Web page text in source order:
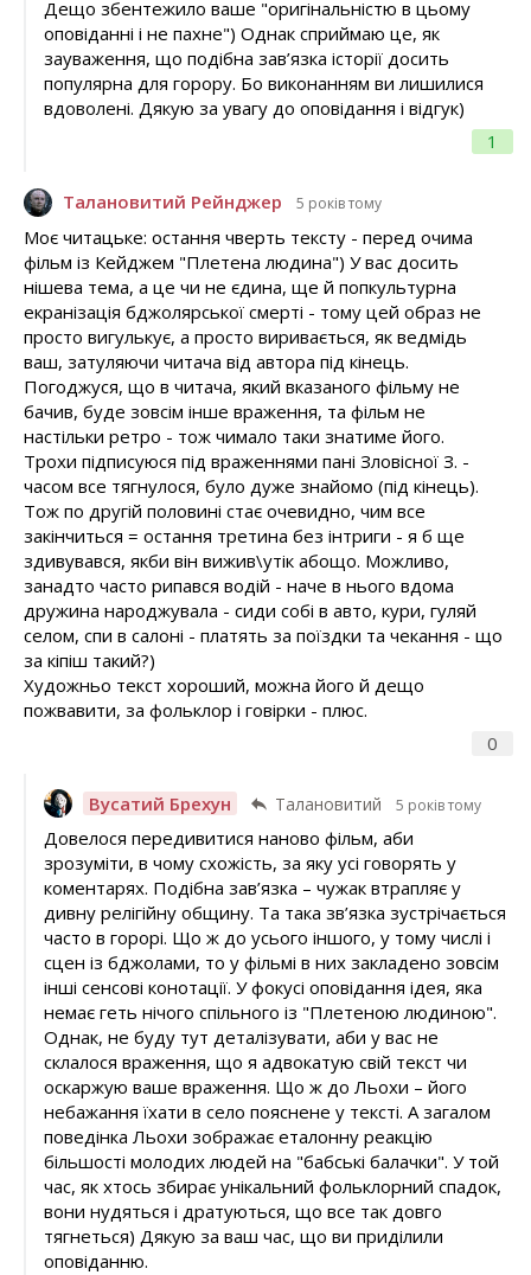
1
Дещо збентежило ваше "оригінальністю в цьому
оповіданні і не пахне") Однак сприймаю це, як
зауваження, що подібна зав’язка історії досить
популярна для горору. Бо виконанням ви лишилися
вдоволені. Дякую за увагу до оповідання і відгук)
Талановитий Рейнджер 5 років тому
0
Моє читацьке: остання чверть тексту - перед очима
фільм із Кейджем "Плетена людина") У вас досить
нішева тема, а це чи не єдина, ще й попкультурна
екранізація бджолярської смерті - тому цей образ не
просто вигулькує, а просто виривається, як ведмідь
ваш, затуляючи читача від автора під кінець.
Погоджуся, що в читача, який вказаного фільму не
бачив, буде зовсім інше враження, та фільм не
настільки ретро - тож чимало таки знатиме його.
Трохи підписуюся під враженнями пані Зловісної З. -
часом все тягнулося, було дуже знайомо (під кінець).
Тож по другій половині стає очевидно, чим все
закінчиться = остання третина без інтриги - я б ще
здивувався, якби він вижив\утік абощо. Можливо,
занадто часто рипався водій - наче в нього вдома
дружина народжувала - сиди собі в авто, кури, гуляй
селом, спи в салоні - платять за поїздки та чекання - що
за кіпіш такий?)
Художньо текст хороший, можна його й дещо
пожвавити, за фольклор і говірки - плюс.
Вусатий Брехун Талановитий 5 років тому
Довелося передивитися наново фільм, аби
зрозуміти, в чому схожість, за яку усі говорять у
коментарях. Подібна зав’язка – чужак втрапляє у
дивну релігійну общину. Та така зв’язка зустрічається
часто в горорі. Що ж до усього іншого, у тому числі і
сцен із бджолами, то у фільмі в них закладено зовсім
інші сенсові конотації. У фокусі оповідання ідея, яка
немає геть нічого спільного із "Плетеною людиною".
Однак, не буду тут деталізувати, аби у вас не
склалося враження, що я адвокатую свій текст чи
оскаржую ваше враження. Що ж до Льохи – його
небажання їхати в село пояснене у тексті. А загалом
поведінка Льохи зображає еталонну реакцію
більшості молодих людей на "бабські балачки". У той
час, як хтось збирає унікальний фольклорний спадок,
вони нудяться і дратуються, що все так довго
тягнеться) Дякую за ваш час, що ви приділили
оповіданню.